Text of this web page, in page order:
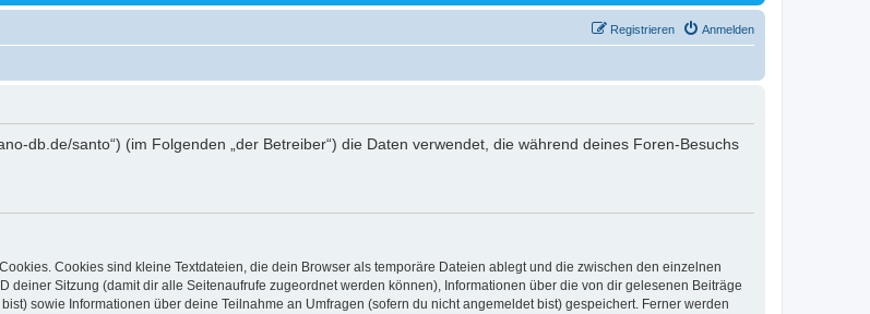
Anmelden
Registrieren
db.de/santo“) (im Folgenden „der Betreiber“) die Daten verwendet, die während deines Foren-Besuchs
Cookies sind kleine Textdateien, die dein Browser als temporäre Dateien ablegt und die zwischen den einzelnen
deiner Sitzung (damit dir alle Seitenaufrufe zugeordnet werden können), Informationen über die von dir gelesenen Beiträge
sowie Informationen über deine Teilnahme an Umfragen (sofern du nicht angemeldet bist) gespeichert. Ferner werden